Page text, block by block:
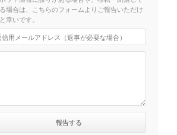
場合は、こちらのフォームよりご報告いただけ
幸いです。